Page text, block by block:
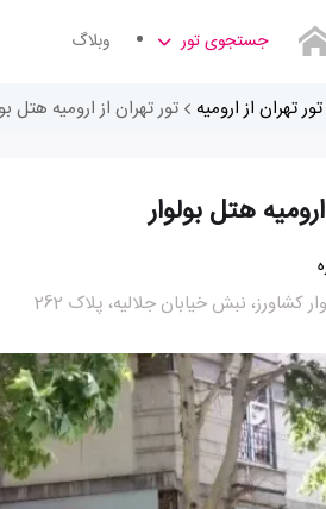
جستجوی تور وبلاگ
تور تهران از ارومیه تور تهران از ارومیه هتل
هتل بولوار
کشاورز، نبش خیابان جلالیه، پلاک 262